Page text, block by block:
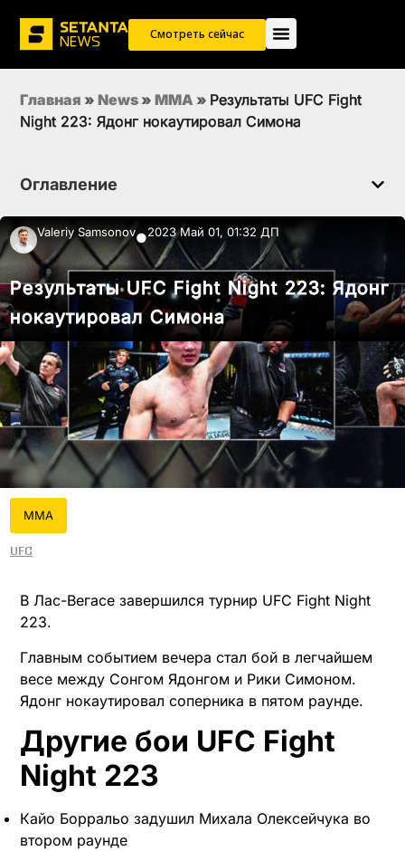
Смотреть сейчас
Главная » News » MMA » Результаты UFC Fight
Night 223: Ядонг нокаутировал Симона
Оглавление
Valeriy Samsonov●2023 Май 01, 01:32 ДП
Результаты UFC Fight Night 223: Ядонг
нокаутировал Симона
MMA
UFC
В Лас-Вегасе завершился турнир UFC Fight Night
223.
Главным событием вечера стал бой в легчайшем
весе между Сонгом Ядонгом и Рики Симоном.
Ядонг нокаутировал соперника в пятом раунде.
Другие бои UFC Fight
Night 223
Кайо Борральо задушил Михала Олексейчука во
втором раунде